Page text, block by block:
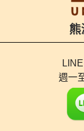
熊
週一